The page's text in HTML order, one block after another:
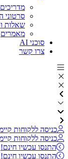
מדריכים
סרטוני
שאלות
מאמרים
סוכני AI
צרו קשר
כניסה ללקוחות
כניסה ללקוחות
התנסו עכשיו חינם!
התנסו עכשיו חינם!